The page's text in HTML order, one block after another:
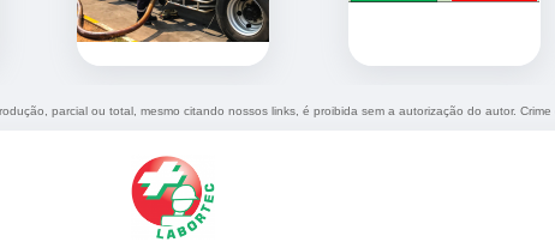
parcial ou total, mesmo citando nossos links, é proibida sem a autorização do autor.